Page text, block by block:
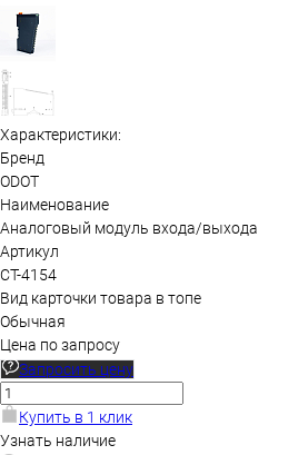
Характеристики:
Бренд
ODOT
Наименование
Аналоговый модуль входа/выхода
Артикул
CT-4154
Вид карточки товара в топе
Обычная
Цена по запросу
Запросить цену
Купить в 1 клик
Узнать наличие